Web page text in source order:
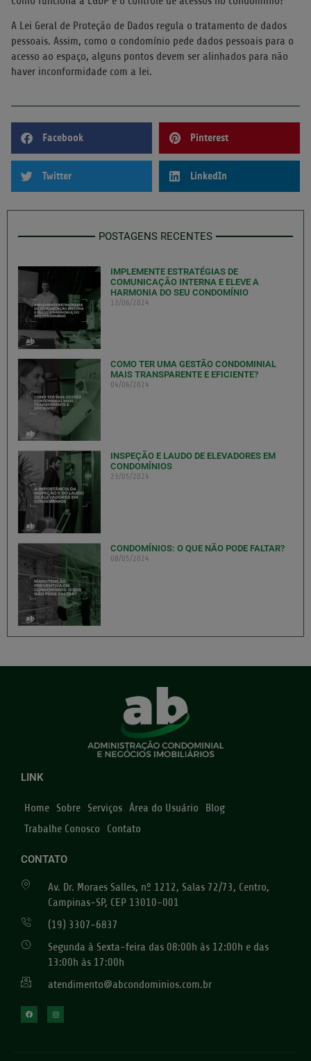
A Lei Geral de Proteção de Dados regula o tratamento de dados
pessoais. Assim, como o condomínio pede dados pessoais para o
acesso ao espaço, alguns pontos devem ser alinhados para não
haver inconformidade com a lei.
Facebook Pinterest
Twitter LinkedIn
POSTAGENS RECENTES
IMPLEMENTE ESTRATÉGIAS DE
COMUNICAÇÃO INTERNA E ELEVE A
HARMONIA DO SEU CONDOMÍNIO
13/06/2024
COMO TER UMA GESTÃO CONDOMINIAL
MAIS TRANSPARENTE E EFICIENTE?
04/06/2024
INSPEÇÃO E LAUDO DE ELEVADORES EM
CONDOMÍNIOS
23/05/2024
CONDOMÍNIOS: O QUE NÃO PODE FALTAR?
08/05/2024
LINK
Home Sobre Serviços Área do Usuário
Blog
Trabalhe Conosco
Contato
CONTATO
Av. Dr. Moraes Salles, nº 1212, Salas 72/73, Centro,
Campinas-SP, CEP 13010-001
(19) 3307-6837
Segunda à Sexta-feira das 08:00h às 12:00h e das
13:00h às 17:00h
atendimento@abcondominios.com.br